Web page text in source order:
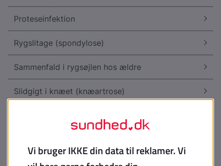
Proteseinfektion
Rygslitage (spondylose)
Sammenfald i rygsøjlen hos ældre
Slidgigt i knæet (knæartrose)
Tryksår